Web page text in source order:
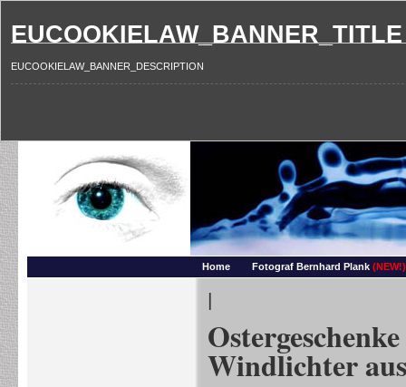
EUCOOKIELAW_BANNER_TITLE
EUCOOKIELAW_BANNER_DESCRIPTION
Home Fotograf Bernhard Plank (NEW!)
|
Windlichter